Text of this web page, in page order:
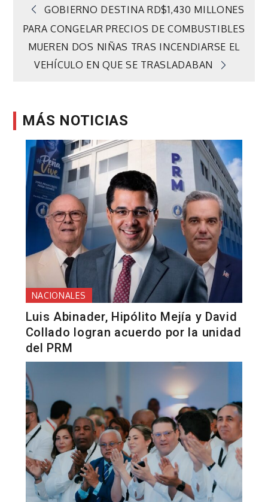
Navegación
de
entradas
GOBIERNO DESTINA RD$1,430 MILLONES
PARA CONGELAR PRECIOS DE COMBUSTIBLES
MUEREN DOS NIÑAS TRAS INCENDIARSE EL
VEHÍCULO EN QUE SE TRASLADABAN
MÁS NOTICIAS
NACIONALES
Luis Abinader, Hipólito Mejía y David
Collado logran acuerdo por la unidad
del PRM